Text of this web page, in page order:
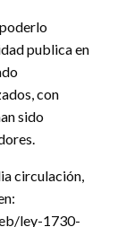
publica en
con
sido
circulación,
ley-1730-